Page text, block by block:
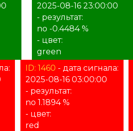
2025-08-16 23:00:00
- результат:
no -0.4484 %
- цвет:
green
ID: 1460 - дата сигнала:
2025-08-16 03:00:00
- результат:
no 1.1894 %
- цвет:
red